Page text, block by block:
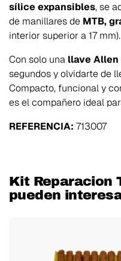
sílice expansibles, se
de manillares de MTB,
interior superior a 17 mm).
Con solo una llave Allen
segundos y olvidarte de
Compacto, funcional y
es el compañero ideal
REFERENCIA: 713007
Kit Reparacion
pueden